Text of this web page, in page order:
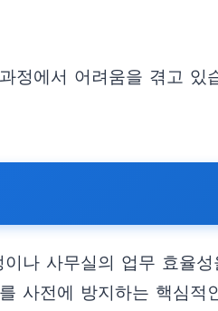
정에서 어려움을 겪고
나 사무실의 업무 효율
사전에 방지하는 핵심